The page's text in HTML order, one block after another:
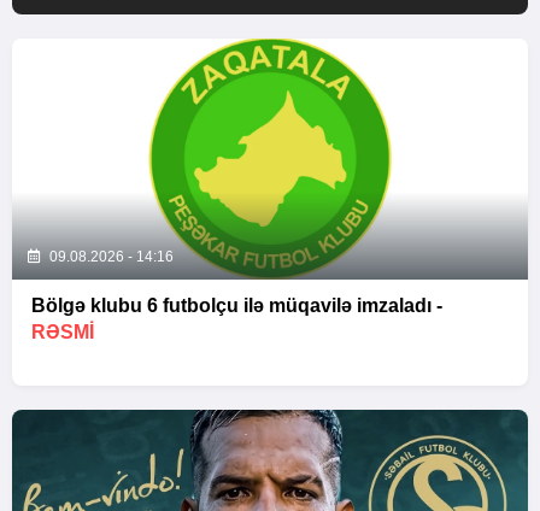
09.08.2026 - 14:16
Bölgə klubu 6 futbolçu ilə müqavilə imzaladı -
RƏSMİ